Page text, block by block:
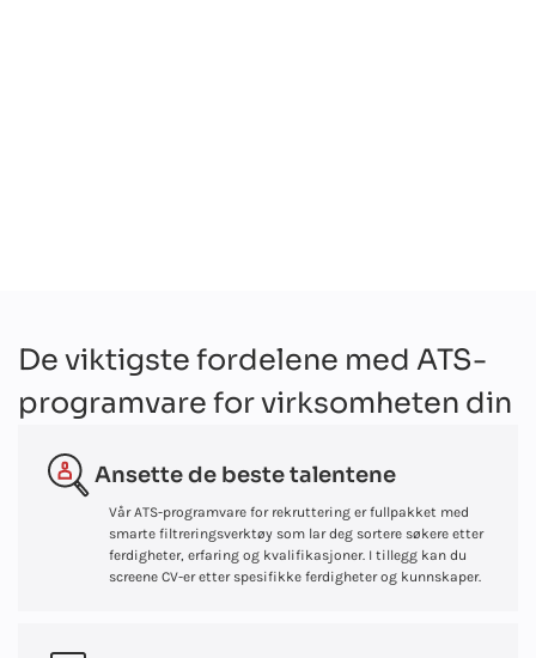
De viktigste fordelene med ATS-
programvare for virksomheten din
Ansette de beste talentene
Vår ATS-programvare for rekruttering er fullpakket med
smarte filtreringsverktøy som lar deg sortere søkere etter
ferdigheter, erfaring og kvalifikasjoner. I tillegg kan du
screene CV-er etter spesifikke ferdigheter og kunnskaper.